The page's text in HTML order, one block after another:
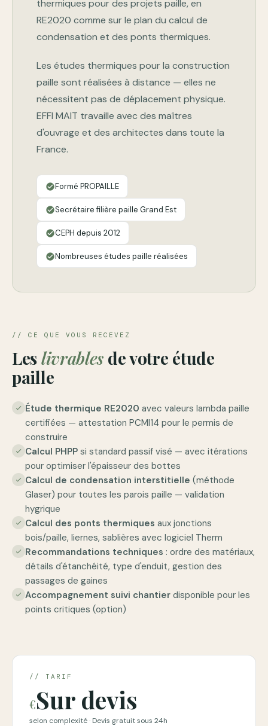
thermiques pour des projets paille, en
RE2020 comme sur le plan du calcul de
condensation et des ponts thermiques.
Les études thermiques pour la construction
paille sont réalisées à distance — elles ne
nécessitent pas de déplacement physique.
EFFI MAIT travaille avec des maîtres
d'ouvrage et des architectes dans toute la
France.
check_circleFormé PROPAILLE
check_circleSecrétaire filière paille Grand Est
check_circleCEPH depuis 2012
check_circleNombreuses études paille réalisées
// CE QUE VOUS RECEVEZ
Leslivrables de votre étude
paille
check Étude thermique RE2020 avec valeurs lambda paille
certifiées — attestation PCMI14 pour le permis de
construire
check Calcul PHPP si standard passif visé — avec itérations
pour optimiser l'épaisseur des bottes
check Calcul de condensation interstitielle (méthode
Glaser) pour toutes les parois paille — validation
hygrique
check Calcul des ponts thermiques aux jonctions
bois/paille, liernes, sablières avec logiciel Therm
check Recommandations techniques : ordre des matériaux,
détails d'étanchéité, type d'enduit, gestion des
passages de gaines
check Accompagnement suivi chantier disponible pour les
points critiques (option)
// TARIF
€Sur devis
selon complexité · Devis gratuit sous 24h